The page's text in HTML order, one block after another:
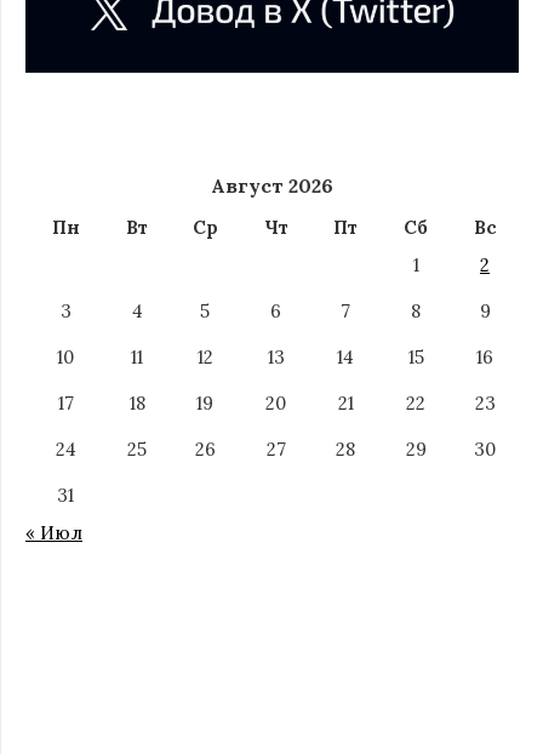
Август 2026
Пн Вт Ср Чт Пт Сб
Вс
1
2
3
4 5 6 7 8
9
10
11 12 13 14 15
16
17
18 19 20 21 22
23
24
25 26 27 28 29
30
31
« Июл